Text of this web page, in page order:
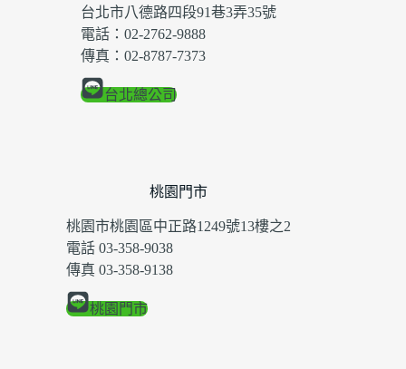
台北市八德路四段91巷3弄35號
電話：02-2762-9888
傳真：02-8787-7373
台北總公司
桃園門市
桃園市桃園區中正路1249號13樓之2
電話 03-358-9038
傳真 03-358-9138
桃園門市